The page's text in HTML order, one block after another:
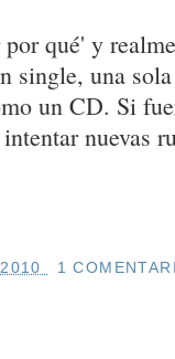
qué' y
single, una
un CD. Si
nuevas
1